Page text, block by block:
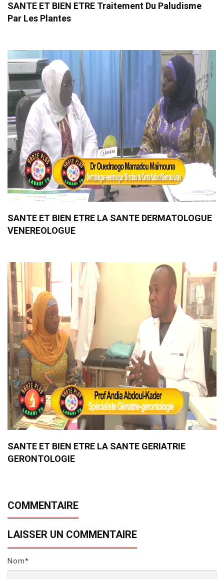
SANTE ET BIEN ETRE Traitement Du Paludisme
Par Les Plantes
SANTE ET BIEN ETRE LA SANTE DERMATOLOGUE
VENEREOLOGUE
SANTE ET BIEN ETRE LA SANTE GERIATRIE
GERONTOLOGIE
COMMENTAIRE
LAISSER UN COMMENTAIRE
Nom*